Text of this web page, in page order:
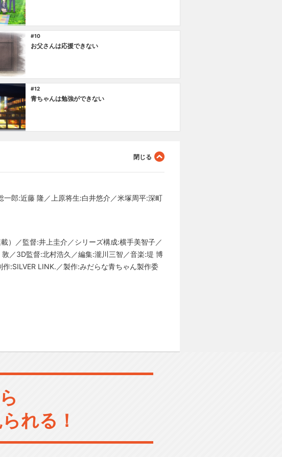
#10
お父さんは応援できない
#12
青ちゃんは勉強ができない
郎:近藤 隆／上原将生:白井悠介／米塚周平:深町
）／監督:井上圭介／シリーズ構成:横手美智子／
／3D監督:北村浩久／編集:瀧川三智／音楽:堤 博
:SILVER LINK.／製作:みだらな青ちゃん製作委
れる！